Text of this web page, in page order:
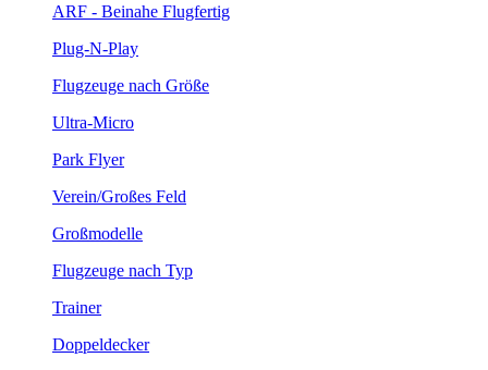
ARF - Beinahe Flugfertig
Plug-N-Play
Flugzeuge nach Größe
Ultra-Micro
Park Flyer
Verein/Großes Feld
Großmodelle
Flugzeuge nach Typ
Trainer
Doppeldecker